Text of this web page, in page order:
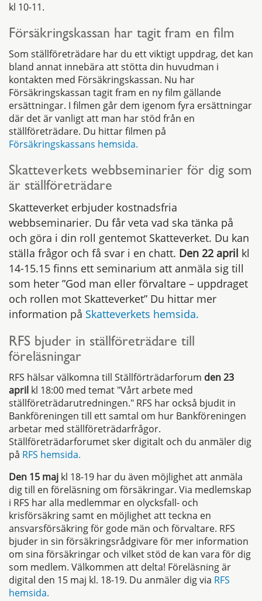
kl 10-11.
Försäkringskassan har tagit fram en film
Som ställföreträdare har du ett viktigt uppdrag, det kan
bland annat innebära att stötta din huvudman i
kontakten med Försäkringskassan. Nu har
Försäkringskassan tagit fram en ny film gällande
ersättningar. I filmen går dem igenom fyra ersättningar
där det är vanligt att man har stöd från en
ställföreträdare. Du hittar filmen på
Försäkringskassans hemsida.
Skatteverkets webbseminarier för dig som
är ställföreträdare
Skatteverket erbjuder kostnadsfria
webbseminarier. Du får veta vad ska tänka på
och göra i din roll gentemot Skatteverket. Du kan
ställa frågor och få svar i en chatt. Den 22 april kl
14-15.15 finns ett seminarium att anmäla sig till
som heter ”God man eller förvaltare – uppdraget
och rollen mot Skatteverket” Du hittar mer
information på Skatteverkets hemsida.
RFS bjuder in ställföreträdare till
föreläsningar
RFS hälsar välkomna till Ställförträdarforum den 23
april kl 18:00 med temat "Vårt arbete med
ställföreträdarutredningen." RFS har också bjudit in
Bankföreningen till ett samtal om hur Bankföreningen
arbetar med ställföreträdarfrågor.
Ställföreträdarforumet sker digitalt och du anmäler dig
på RFS hemsida.
Den 15 maj kl 18-19 har du även möjlighet att anmäla
dig till en föreläsning om försäkringar. Via medlemskap
i RFS har alla medlemmar en olycksfall- och
krisförsäkring samt en möjlighet att teckna en
ansvarsförsäkring för gode män och förvaltare. RFS
bjuder in sin försäkringsrådgivare för mer information
om sina försäkringar och vilket stöd de kan vara för dig
som medlem. Välkommen att delta! Föreläsning är
digital den 15 maj kl. 18-19. Du anmäler dig via RFS
hemsida.